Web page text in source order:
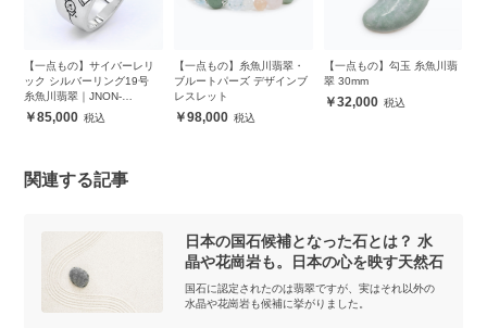
【一点もの】サイバーレリ
ック シルバーリング19号
糸魚川翡翠｜JNON-
JS0021195
85,000
【一点もの】糸魚川翡翠・
ブルートパーズ デザインブ
レスレット
98,000
【一点もの】勾玉 糸魚川翡
翠 30mm
32,000
関連する記事
日本の国石候補となった石とは？ 水
晶や花崗岩も。日本の心を映す天然石
国石に認定されたのは翡翠ですが、実はそれ以外の
水晶や花崗岩も候補に挙がりました。